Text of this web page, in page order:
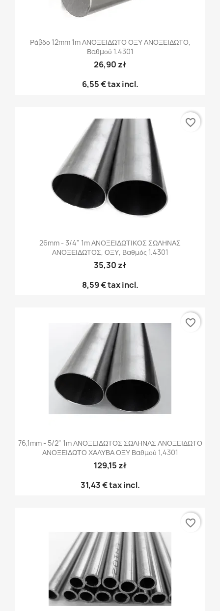
Ράβδο 12mm 1m ΑΝΟΞΕΙΔΩΤΟ ΟΞΥ ΑΝΟΞΕΙΔΩΤΟ,
Βαθμού 1.4301
26,90 zł
6,55 €tax incl.
26mm - 3/4" 1m ΑΝΟΞΕΙΔΩΤΙΚΟΣ ΣΩΛΗΝΑΣ
ΑΝΟΞΕΙΔΩΤΟΣ, ΟΞΥ, Βαθμός 1.4301
35,30 zł
8,59 €tax incl.
favorite_border
76,1mm - 5/2" 1m ΑΝΟΞΕΙΔΩΤΟΣ ΣΩΛΗΝΑΣ ΑΝΟΞΕΙΔΩΤΟ
ΑΝΟΞΕΙΔΩΤΟ ΧΑΛΥΒΑ ΟΞΥ Βαθμού 1,4301
129,15 zł
31,43 €tax incl.
favorite_border
favorite_border